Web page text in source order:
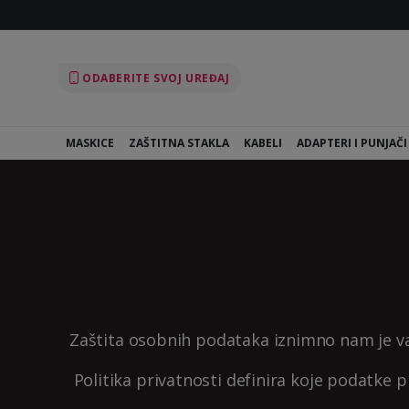
ODABERITE SVOJ UREĐAJ
MASKICE ZAŠTITNA STAKLA KABELI ADAPTERI I PUNJAČI
Zaštita osobnih podataka iznimno nam je
Politika privatnosti definira koje podatke